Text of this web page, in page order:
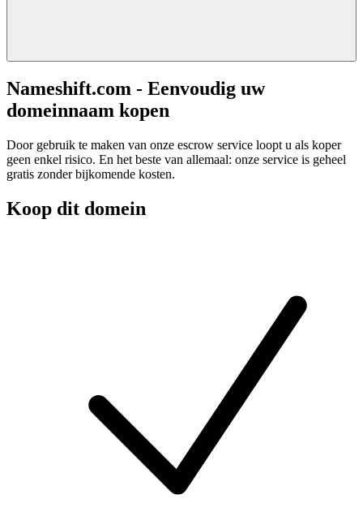
Nameshift.com - Eenvoudig uw
domeinnaam kopen
Door gebruik te maken van onze escrow service loopt u als koper
geen enkel risico. En het beste van allemaal: onze service is geheel
gratis zonder bijkomende kosten.
Koop dit domein